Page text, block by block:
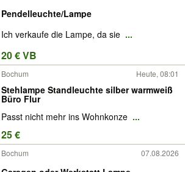
Pendelleuchte/Lampe
Ich verkaufe die Lampe, da sie ...
20 € VB
Bochum Heute, 08:01
Stehlampe Standleuchte silber warmweiß
Büro Flur
Passt nicht mehr ins Wohnkonze ...
25 €
Bochum 07.08.2026